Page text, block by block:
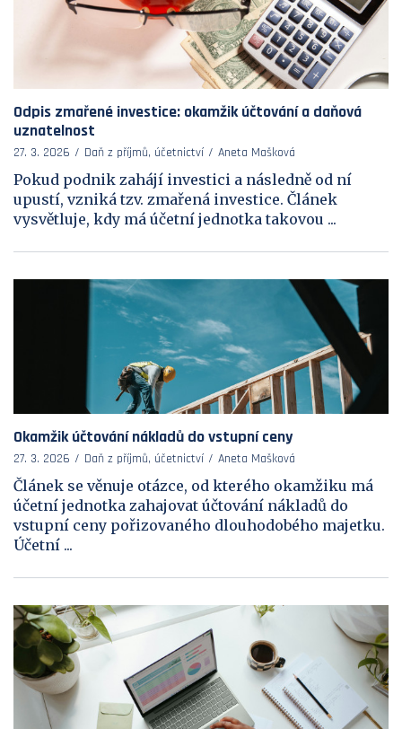
Odpis zmařené investice: okamžik účtování a daňová
uznatelnost
27. 3. 2026 Daň z příjmů, účetnictví Aneta Mašková
Pokud podnik zahájí investici a následně od ní
upustí, vzniká tzv. zmařená investice. Článek
vysvětluje, kdy má účetní jednotka takovou ...
Okamžik účtování nákladů do vstupní ceny
27. 3. 2026 Daň z příjmů, účetnictví Aneta Mašková
Článek se věnuje otázce, od kterého okamžiku má
účetní jednotka zahajovat účtování nákladů do
vstupní ceny pořizovaného dlouhodobého majetku.
Účetní ...